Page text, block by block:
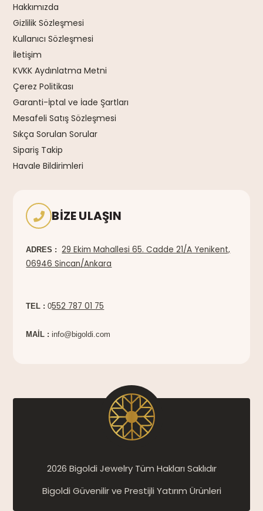
Hakkımızda
Gizlilik Sözleşmesi
Kullanıcı Sözleşmesi
İletişim
KVKK Aydınlatma Metni
Çerez Politikası
Garanti-İptal ve İade Şartları
Mesafeli Satış Sözleşmesi
Sıkça Sorulan Sorular
Sipariş Takip
Havale Bildirimleri
BIZE ULAŞIN
ADRES :
29 Ekim Mahallesi 65. Cadde 21/A Yenikent,
06946 Sincan/Ankara
TEL : 0552 787 01 75
MAİL :info@bigoldi.com
2026 Bigoldi Jewelry Tüm Hakları Saklıdır
Bigoldi Güvenilir ve Prestijli Yatırım Ürünleri